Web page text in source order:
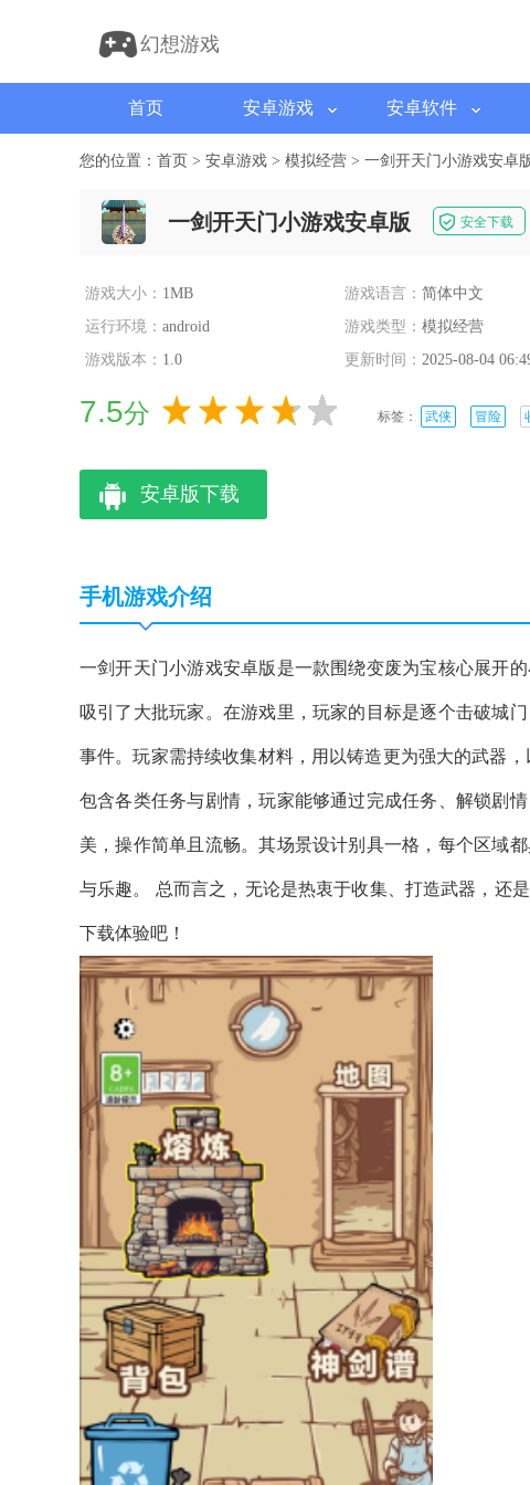
幻想游戏
首页 安卓游戏 安卓软件
您的位置： 首页 > 安卓游戏 > 模拟经营 > 一剑开天门小游戏安卓
一剑开天门小游戏安卓版 安全下载
游戏大小： 1MB 游戏语言： 简体中文
运行环境： android 游戏类型： 模拟经营
游戏版本： 1.0 更新时间： 2025-08-04
7.5分 标签： 武侠 冒险
安卓版下载
手机游戏介绍
一剑开天门小游戏安卓版是一款围绕变废为宝核心展开
吸引了大批玩家。在游戏里，玩家的目标是逐个击破城
事件。玩家需持续收集材料，用以铸造更为强大的武器
包含各类任务与剧情，玩家能够通过完成任务、解锁剧
美，操作简单且流畅。其场景设计别具一格，每个区域
与乐趣。 总而言之，无论是热衷于收集、打造武器，还
下载体验吧！